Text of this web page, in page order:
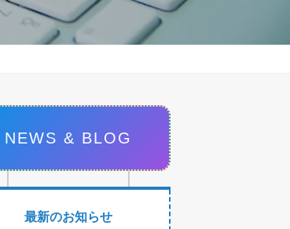
NEWS & BLOG
最新のお知らせ